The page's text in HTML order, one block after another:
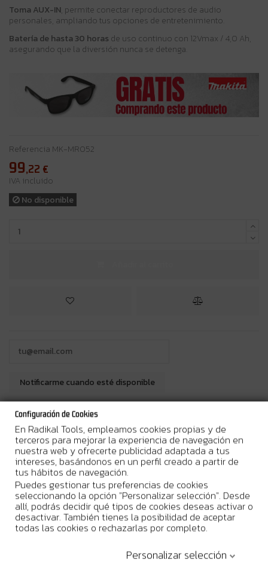
Toma AUX-IN, permite conectar reproductores de audio
personales, ampliando tus opciones de entretenimiento.
Batería de hasta 30 horas de uso continuo con 12Vmax / 4,0 Ah,
asegurando que la diversión nunca se detenga.
Referencia MK-MR052
99,22 €
IVA incluido
No disponible
¿Por qué comprar en Radikal Tools?
Entrega en 24/48h laborables
Stock real. Envío urgente disponible
Garantia Oficial del Fabricante
Más Información
Práctica radio portátil, con diseño ligero y resistente
Configuración de Cookies
En Radikal Tools, empleamos cookies propias y de
terceros para mejorar la experiencia de navegación en
nuestra web y ofrecerte publicidad adaptada a tus
intereses, basándonos en un perfil creado a partir de
tus hábitos de navegación.
Puedes gestionar tus preferencias de cookies
seleccionando la opción "Personalizar selección". Desde
allí, podrás decidir qué tipos de cookies deseas activar o
desactivar. También tienes la posibilidad de aceptar
todas las cookies o rechazarlas por completo.
Personalizar selección